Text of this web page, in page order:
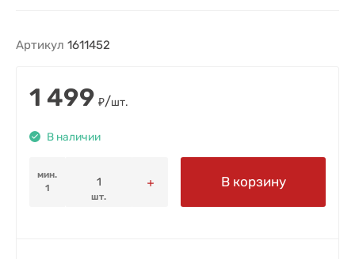
Артикул 1611452
1 499 ₽/шт.
В наличии
мин.
1
шт.
В корзину